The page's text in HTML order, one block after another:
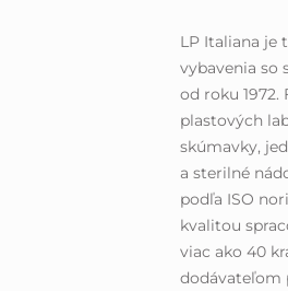
LP Italiana je
vybavenia so
od roku 1972.
plastových
skúmavky,
a sterilné
podľa ISO
kvalitou
viac ako 40
dodávateľom